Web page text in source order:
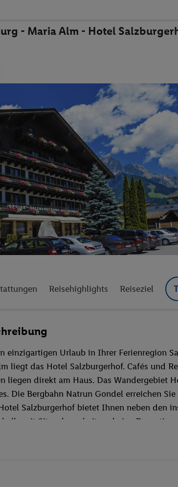
- Maria Alm - Hotel
Reisehighlights Reiseziel
einzigartigen Urlaub in Ihrer Ferienregion
liegt das Hotel Salzburgerhof. Cafés und
liegen direkt am Haus. Das Wandergebiet
Die Bergbahn Natrun Gondel erreichen
Salzburgerhof bietet Ihnen neben den
mit Sitzgelegenheit und eine Rezeption
Dampfbad, Ruheraum und Solarium.